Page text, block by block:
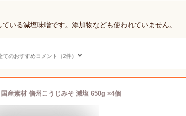
いる減塩味噌です。添加物なども使われていません。
てのおすすめコメント（2件）
産素材 信州こうじみそ 減塩 650g ×4個